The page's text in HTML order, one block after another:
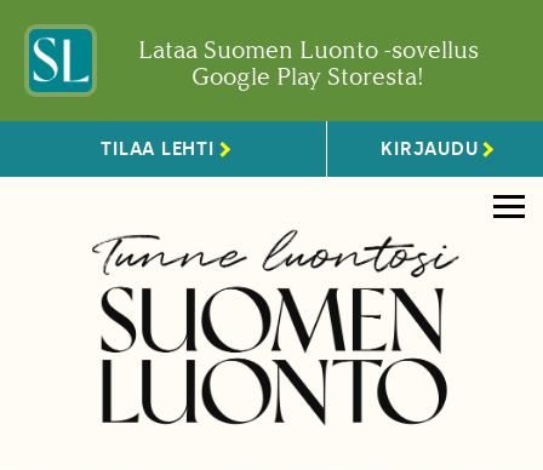
Lataa Suomen Luonto -sovellus
Google Play Storesta!
TILAA LEHTI KIRJAUDU